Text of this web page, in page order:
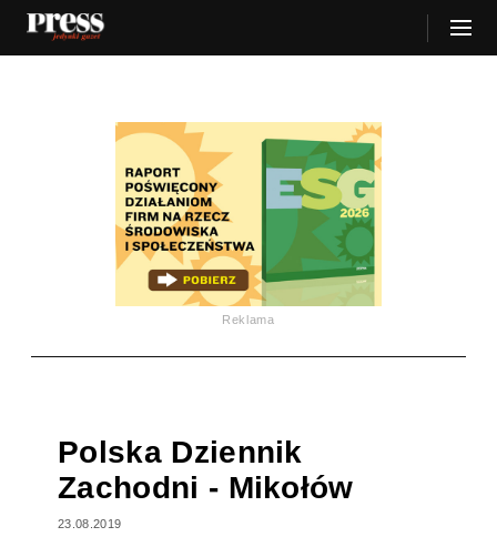
Reklama
Polska Dziennik
Zachodni - Mikołów
23.08.2019